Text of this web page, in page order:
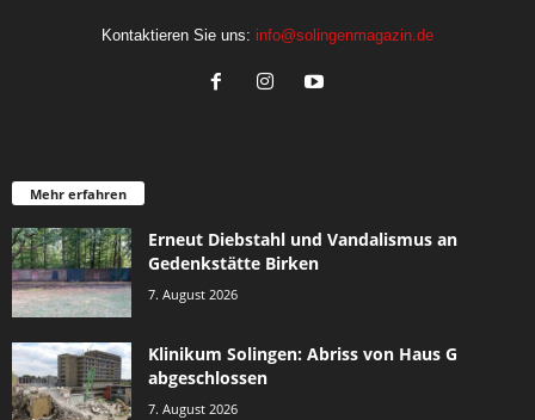
Kontaktieren Sie uns: info@solingenmagazin.de
Mehr erfahren
Erneut Diebstahl und Vandalismus an
Gedenkstätte Birken
7. August 2026
Klinikum Solingen: Abriss von Haus G
abgeschlossen
7. August 2026